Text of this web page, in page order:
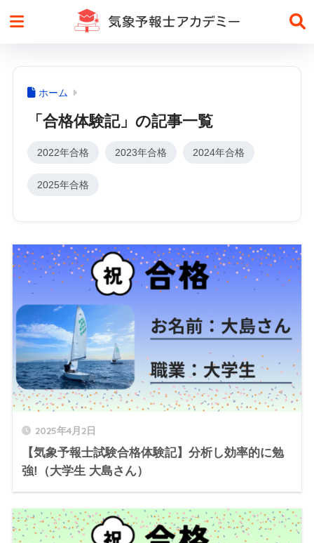
ホーム
「合格体験記」の記事一覧
2022年合格 2023年合格 2024年合格
2025年合格
2025年4月2日
【気象予報士試験合格体験記】分析し効率的に勉
強!（大学生 大島さん）